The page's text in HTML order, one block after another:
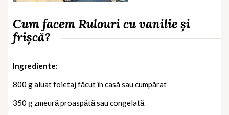
Cum facem Rulouri cu vanilie și
frișcă?
Ingrediente:
800 g aluat foietaj făcut în casă sau cumpărat
350 g zmeură proaspătă sau congelată